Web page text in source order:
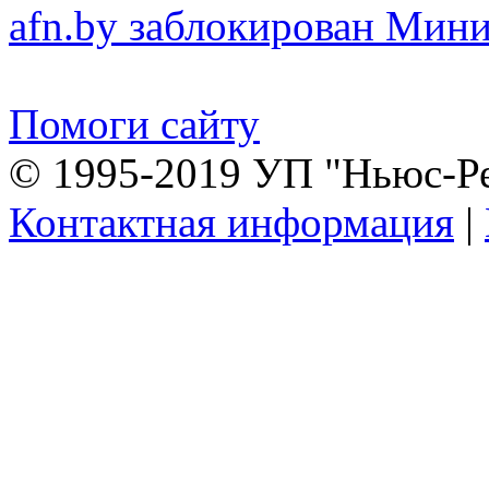
afn.by заблокирован
Помоги сайту
© 1995-2019 УП "Ньюс-
Контактная информация |